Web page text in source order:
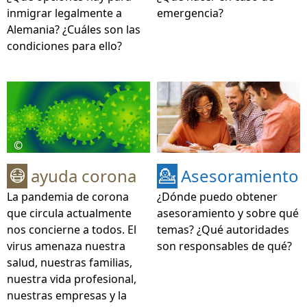
inmigrar legalmente a
Alemania? ¿Cuáles son las
condiciones para ello?
emergencia?
©
😷 ayuda corona
La pandemia de corona
que circula actualmente
nos concierne a todos. El
virus amenaza nuestra
salud, nuestras familias,
nuestra vida profesional,
nuestras empresas y la
💁 Asesoramiento
¿Dónde puedo obtener
asesoramiento y sobre qué
temas? ¿Qué autoridades
son responsables de qué?